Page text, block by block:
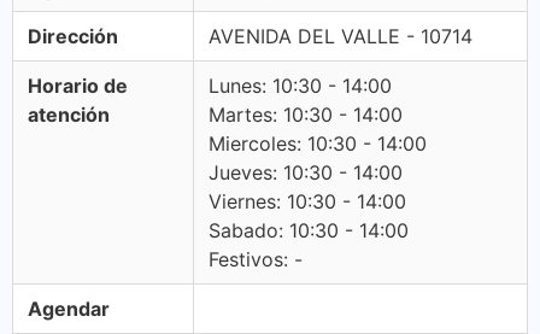
Dirección AVENIDA DEL VALLE - 10714
Horario de
atención
Lunes: 10:30 - 14:00
Martes: 10:30 - 14:00
Miercoles: 10:30 - 14:00
Jueves: 10:30 - 14:00
Viernes: 10:30 - 14:00
Sabado: 10:30 - 14:00
Festivos: -
Agendar